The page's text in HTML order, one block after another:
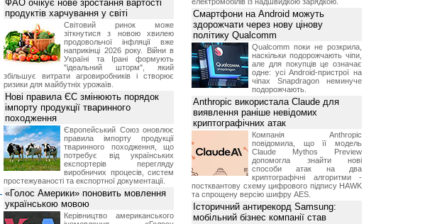
ФАО очікує нове зростання вартості
продуктів харчування у світі
Світовий ринок може
зіткнутися з новою хвилею
продовольчої інфляції вже
наприкінці 2026 року. Війни в
Україні та Ірані формують
"ідеальний шторм", який
збільшує витрати агровиробників і створює
ризики для майбутніх урожаїв.
Нові правила ЄС змінюють порядок
імпорту продукції тваринного
походження
Європейський Союз оновлює
правила імпорту продукції
тваринного походження, що
потребує від українських
експортерів перегляду
виробничих процесів, систем
простежуваності та експортної документації.
«Голос Америки» поновить мовлення
українською мовою
Керівництво американського
Смартфони на Android можуть
здорожчати через нову цінову
політику Qualcomm
Qualcomm поки не розкрила,
наскільки подорожчають чіпи,
але для покупців це означає
одне: усі Android-пристрої на
чіпах Snapdragon неминуче
подорожчають.
Anthropic використала Claude для
виявлення раніше невідомих
криптографічних атак
Компанія Anthropic
повідомила, що її модель
Claude Mythos Preview
допомогла знайти нові
способи атак на два
криптографічні алгоритми -
постквантову схему цифрового підпису HAWK
та спрощену версію шифру AES.
Історичний антирекорд Samsung:
мобільний бізнес компанії став